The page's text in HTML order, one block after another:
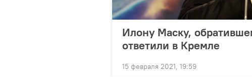
Илону Маску,
ответили в Кремле
15 февраля 2021, 19:59